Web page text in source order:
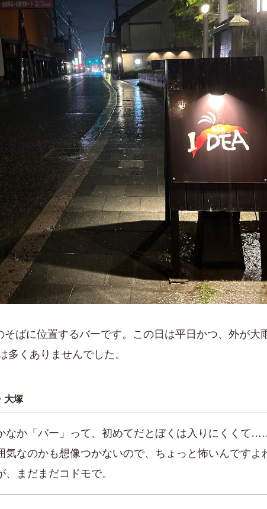
ばに位置するバーです。この日は平日かつ、外が大
多くありませんでした。
大塚
なか「バー」って、初めてだとぼくは入りにくくて
気なのかも想像つかないので、ちょっと怖いんですよ
、まだまだコドモで。